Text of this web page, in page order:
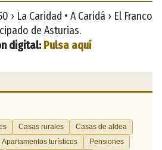
› La Caridad • A Caridá › El Franco
de Asturias.
digital: Pulsa aquí